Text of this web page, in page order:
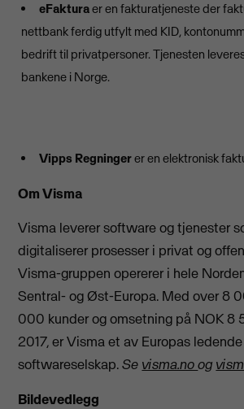
eFakturaer en fakturatjeneste der
nettbank ferdig utfylt med KID,
bedrift til privatpersoner. Tjenesten
bankene i Norge.
Vipps Regningerer en elektronisk
Om Visma
Visma leverer software og tjenester
digitaliserer prosesser i privat og
Visma-gruppen opererer i hele
Sentral- og Øst-Europa. Med over 8
000 kunder og omsetning på NOK 8
2017, er Visma et av Europas ledende
softwareselskap.Se visma.noog
Bildevedlegg